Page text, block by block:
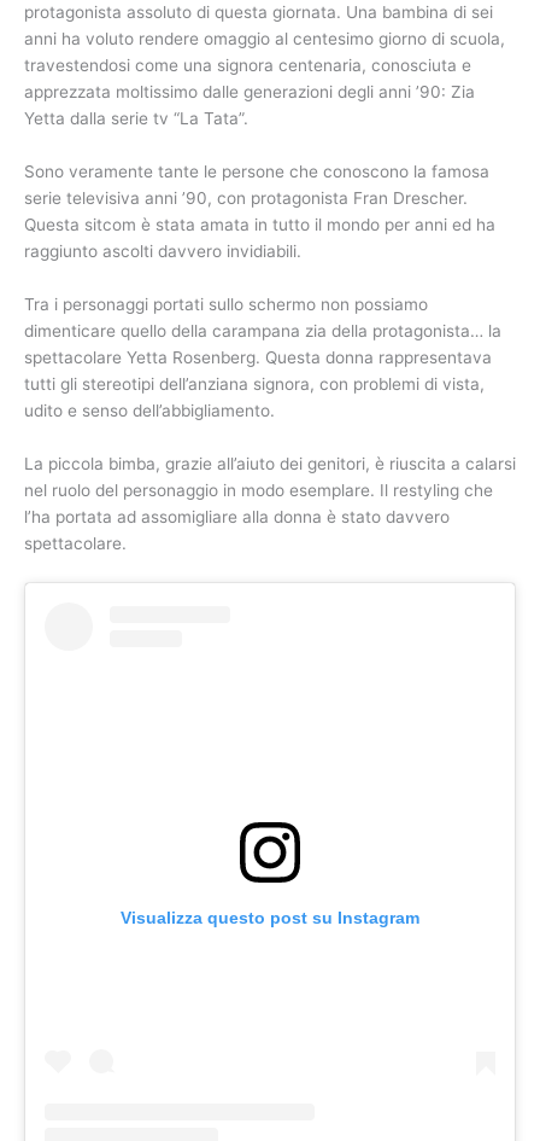
protagonista assoluto di questa giornata. Una bambina di sei
anni ha voluto rendere omaggio al centesimo giorno di scuola,
travestendosi come una signora centenaria, conosciuta e
apprezzata moltissimo dalle generazioni degli anni ’90: Zia
Yetta dalla serie tv “La Tata”.
Sono veramente tante le persone che conoscono la famosa
serie televisiva anni ’90, con protagonista Fran Drescher.
Questa sitcom è stata amata in tutto il mondo per anni ed ha
raggiunto ascolti davvero invidiabili.
Tra i personaggi portati sullo schermo non possiamo
dimenticare quello della carampana zia della protagonista… la
spettacolare Yetta Rosenberg. Questa donna rappresentava
tutti gli stereotipi dell’anziana signora, con problemi di vista,
udito e senso dell’abbigliamento.
La piccola bimba, grazie all’aiuto dei genitori, è riuscita a calarsi
nel ruolo del personaggio in modo esemplare. Il restyling che
l’ha portata ad assomigliare alla donna è stato davvero
spettacolare.
Visualizza questo post su Instagram